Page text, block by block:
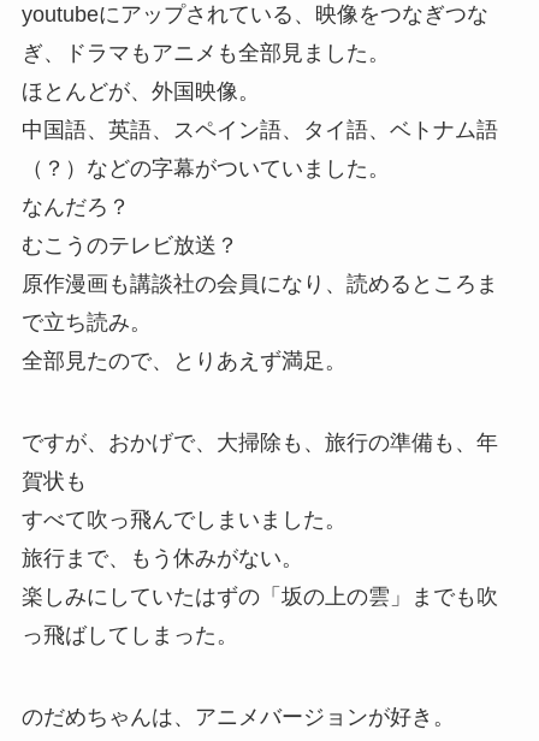
youtubeにアップされている、映像をつなぎつな
ぎ、ドラマもアニメも全部見ました。
ほとんどが、外国映像。
中国語、英語、スペイン語、タイ語、ベトナム語
（？）などの字幕がついていました。
なんだろ？
むこうのテレビ放送？
原作漫画も講談社の会員になり、読めるところま
で立ち読み。
全部見たので、とりあえず満足。
ですが、おかげで、大掃除も、旅行の準備も、年
賀状も
すべて吹っ飛んでしまいました。
旅行まで、もう休みがない。
楽しみにしていたはずの「坂の上の雲」までも吹
っ飛ばしてしまった。
のだめちゃんは、アニメバージョンが好き。